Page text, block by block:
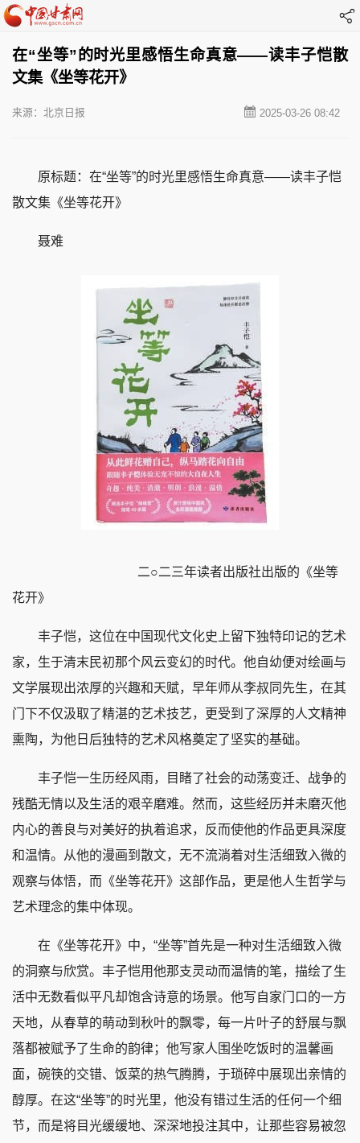
在“坐等”的时光里感悟生命真意——读丰子恺散
文集《坐等花开》
2025-03-26 08:42
来源：北京日报
原标题：在“坐等”的时光里感悟生命真意——读丰子恺
散文集《坐等花开》
聂难
二○二三年读者出版社出版的《坐等
花开》
丰子恺，这位在中国现代文化史上留下独特印记的艺术
家，生于清末民初那个风云变幻的时代。他自幼便对绘画与
文学展现出浓厚的兴趣和天赋，早年师从李叔同先生，在其
门下不仅汲取了精湛的艺术技艺，更受到了深厚的人文精神
熏陶，为他日后独特的艺术风格奠定了坚实的基础。
丰子恺一生历经风雨，目睹了社会的动荡变迁、战争的
残酷无情以及生活的艰辛磨难。然而，这些经历并未磨灭他
内心的善良与对美好的执着追求，反而使他的作品更具深度
和温情。从他的漫画到散文，无不流淌着对生活细致入微的
观察与体悟，而《坐等花开》这部作品，更是他人生哲学与
艺术理念的集中体现。
在《坐等花开》中，“坐等”首先是一种对生活细致入微
的洞察与欣赏。丰子恺用他那支灵动而温情的笔，描绘了生
活中无数看似平凡却饱含诗意的场景。他写自家门口的一方
天地，从春草的萌动到秋叶的飘零，每一片叶子的舒展与飘
落都被赋予了生命的韵律；他写家人围坐吃饭时的温馨画
面，碗筷的交错、饭菜的热气腾腾，于琐碎中展现出亲情的
醇厚。在这“坐等”的时光里，他没有错过生活的任何一个细
节，而是将目光缓缓地、深深地投注其中，让那些容易被忽